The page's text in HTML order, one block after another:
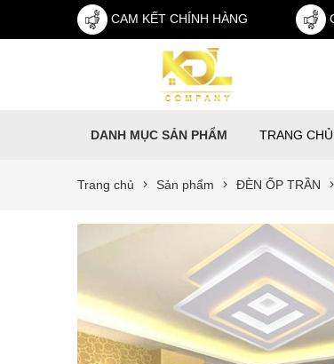
CAM KẾT CHÍNH HÀNG
DANH MỤC SẢN PHẨM TRANG CHỦ
Trang chủ Sản phẩm ĐÈN ỐP TRẦN